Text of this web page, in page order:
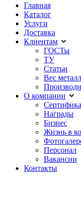
Главная
Каталог
Услуги
Доставка
Клиентам
ГОСТы
ТУ
Статьи
Вес
О компании
Награды
Бизнес
Жизнь в
Персонал
Вакансии
Контакты